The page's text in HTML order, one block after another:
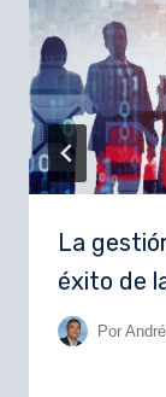
La
éxito de
Por